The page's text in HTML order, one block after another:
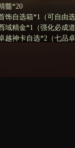
髓*20
饰自选箱*1（可自由
域精金*1（强化必成道
越神卡自选*2（七品